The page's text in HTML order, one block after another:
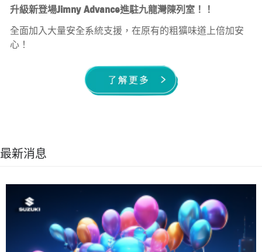
升級新登場Jimny Advance進駐九龍灣陳列室！！
全面加入大量安全系統支援，在原有的粗獷味道上倍加安
心！
最新消息